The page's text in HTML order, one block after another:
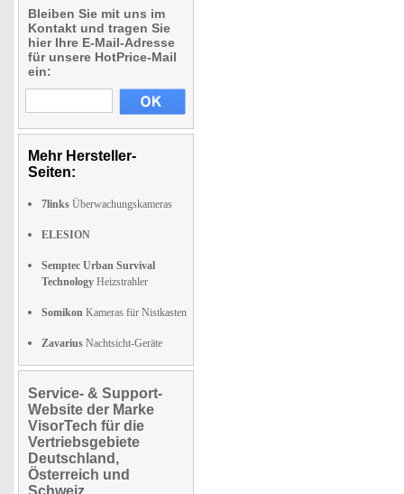
Bleiben Sie mit uns im
Kontakt und tragen Sie
hier Ihre E-Mail-Adresse
für unsere HotPrice-Mail
ein:
Mehr Hersteller-
Seiten:
7links Überwachungskameras
ELESION
Semptec Urban Survival
Technology Heizstrahler
Somikon Kameras für Nistkasten
Zavarius Nachtsicht-Geräte
Service- & Support-
Website der Marke
VisorTech für die
Vertriebsgebiete
Deutschland,
Österreich und
Schweiz